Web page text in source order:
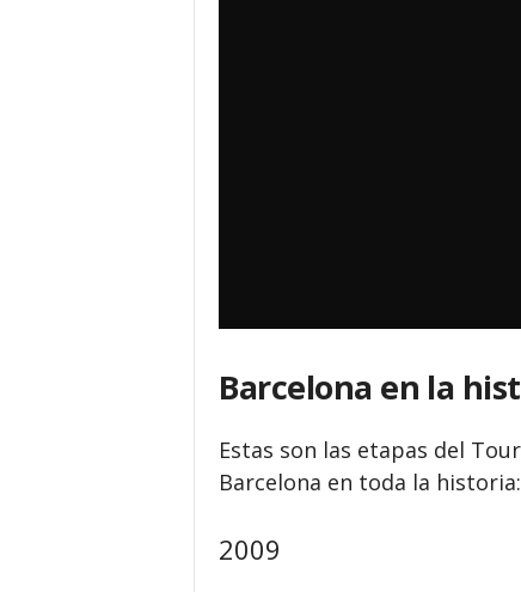
Barcelona en la
Estas son las etapas del
Barcelona en toda la historia:
2009